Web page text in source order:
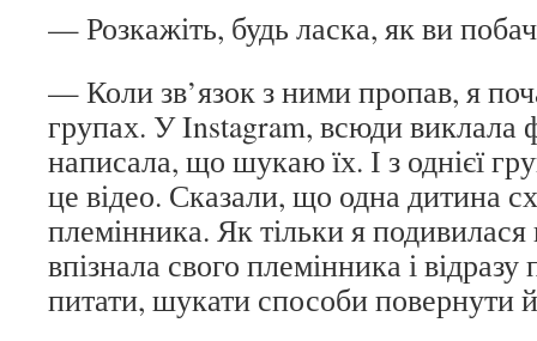
— Розкажіть, будь ласка, як ви
— Коли зв’язок з ними пропав, я
групах. У Instagram, всюди виклала
написала, що шукаю їх. І з однієї
це відео. Сказали, що одна дитина
племінника. Як тільки я подивилася
впізнала свого племінника і
питати, шукати способи повернути